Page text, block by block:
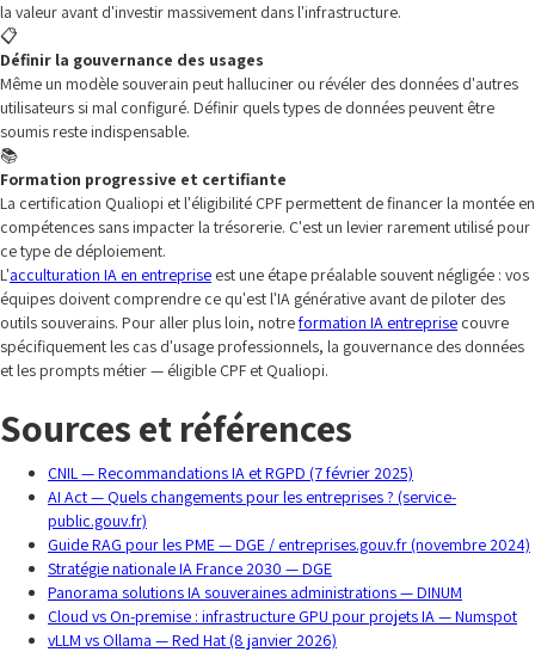
la valeur avant d'investir massivement dans l'infrastructure.
📋
Définir la gouvernance des usages
Même un modèle souverain peut halluciner ou révéler des données d'autres
utilisateurs si mal configuré. Définir quels types de données peuvent être
soumis reste indispensable.
📚
Formation progressive et certifiante
La certification Qualiopi et l'éligibilité CPF permettent de financer la montée en
compétences sans impacter la trésorerie. C'est un levier rarement utilisé pour
ce type de déploiement.
L'acculturation IA en entreprise est une étape préalable souvent négligée : vos
équipes doivent comprendre ce qu'est l'IA générative avant de piloter des
outils souverains. Pour aller plus loin, notreformation IA entreprise couvre
spécifiquement les cas d'usage professionnels, la gouvernance des données
et les prompts métier — éligible CPF et Qualiopi.
Sources et références
CNIL — Recommandations IA et RGPD (7 février 2025)
AI Act — Quels changements pour les entreprises ? (service-
public.gouv.fr)
Guide RAG pour les PME — DGE / entreprises.gouv.fr (novembre 2024)
Stratégie nationale IA France 2030 — DGE
Panorama solutions IA souveraines administrations — DINUM
Cloud vs On-premise : infrastructure GPU pour projets IA — Numspot
vLLM vs Ollama — Red Hat (8 janvier 2026)